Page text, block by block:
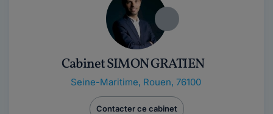
Cabinet SIMON GRATIEN
Seine-Maritime, Rouen, 76100
Contacter ce cabinet